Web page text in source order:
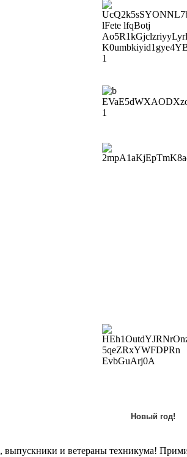
Новый год!
выпускники и ветераны техникума!